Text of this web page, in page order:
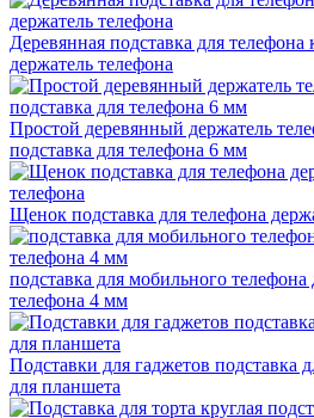
Деревянная подставка для
держатель телефона
Простой деревянный держатель
подставка для телефона 6 мм
Щенок подставка для телефона
подставка для мобильного телефона
телефона 4 мм
Подставки для гаджетов подставка
для планшета